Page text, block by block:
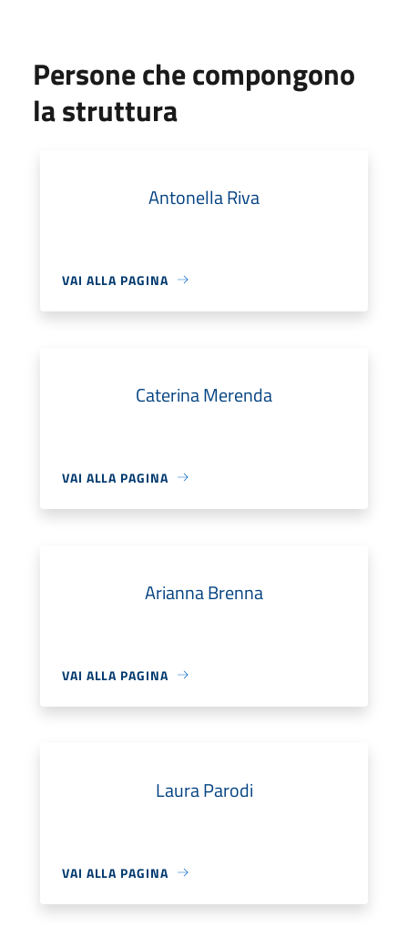
Persone che compongono
la struttura
Antonella Riva
VAI ALLA PAGINA
Caterina Merenda
VAI ALLA PAGINA
Arianna Brenna
VAI ALLA PAGINA
Laura Parodi
VAI ALLA PAGINA